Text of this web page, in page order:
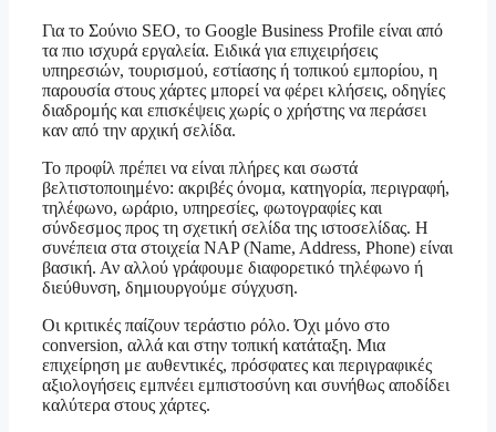
Για το Σούνιο SEO, το Google Business Profile είναι από
τα πιο ισχυρά εργαλεία. Ειδικά για επιχειρήσεις
υπηρεσιών, τουρισμού, εστίασης ή τοπικού εμπορίου, η
παρουσία στους χάρτες μπορεί να φέρει κλήσεις, οδηγίες
διαδρομής και επισκέψεις χωρίς ο χρήστης να περάσει
καν από την αρχική σελίδα.
Το προφίλ πρέπει να είναι πλήρες και σωστά
βελτιστοποιημένο: ακριβές όνομα, κατηγορία, περιγραφή,
τηλέφωνο, ωράριο, υπηρεσίες, φωτογραφίες και
σύνδεσμος προς τη σχετική σελίδα της ιστοσελίδας. Η
συνέπεια στα στοιχεία NAP (Name, Address, Phone) είναι
βασική. Αν αλλού γράφουμε διαφορετικό τηλέφωνο ή
διεύθυνση, δημιουργούμε σύγχυση.
Οι κριτικές παίζουν τεράστιο ρόλο. Όχι μόνο στο
conversion, αλλά και στην τοπική κατάταξη. Μια
επιχείρηση με αυθεντικές, πρόσφατες και περιγραφικές
αξιολογήσεις εμπνέει εμπιστοσύνη και συνήθως αποδίδει
καλύτερα στους χάρτες.